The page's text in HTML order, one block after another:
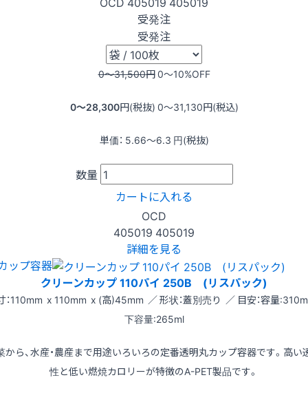
受発注
受発注
0〜31,500円0〜10%OFF
0〜28,300円(税抜) 0〜31,130円(税込)
単価： 5.66〜6.3 円(税抜)
数量
カートに入れる
OCD
405019 405019
詳細を見る
ップ容器
クリーンカップ 110パイ 250B (リスパック)
：110mm x 110mm x (高)45mm ／ 形状：蓋別売り ／ 目安：容量
下容量:265ml
から、水産・農産まで用途いろいろの定番透明丸カップ容器です。高い
性と低い燃焼カロリーが特徴のA-PET製品です。